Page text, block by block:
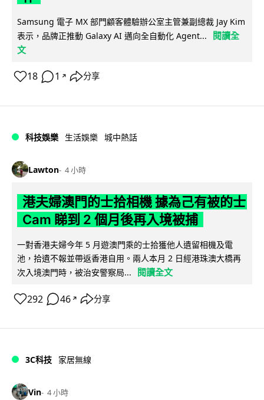
Samsung 電子 MX 部門顧客體驗辦公室主管兼副總裁 Jay Kim
表示，品牌正推動 Galaxy AI 邁向全自動化 Agent...
閱讀全
文
18 1 ↗ 分享
科技娛樂 生活娛樂 城中熱話
Lawton 4 小時
港夫婦澳門的士拾相機 據為己有被的士
Cam 睇到 2 個月後再入境被捕
一對香港夫婦今年 5 月遊澳門乘的士拾獲他人遺留相機及電
池，拾遺不報並帶返香港自用。兩人本月 2 日經港珠澳大橋再
次入境澳門時，被治安警察局...
閱讀全文
292 46 ↗ 分享
3C科技 家居無線
Vin 4 小時